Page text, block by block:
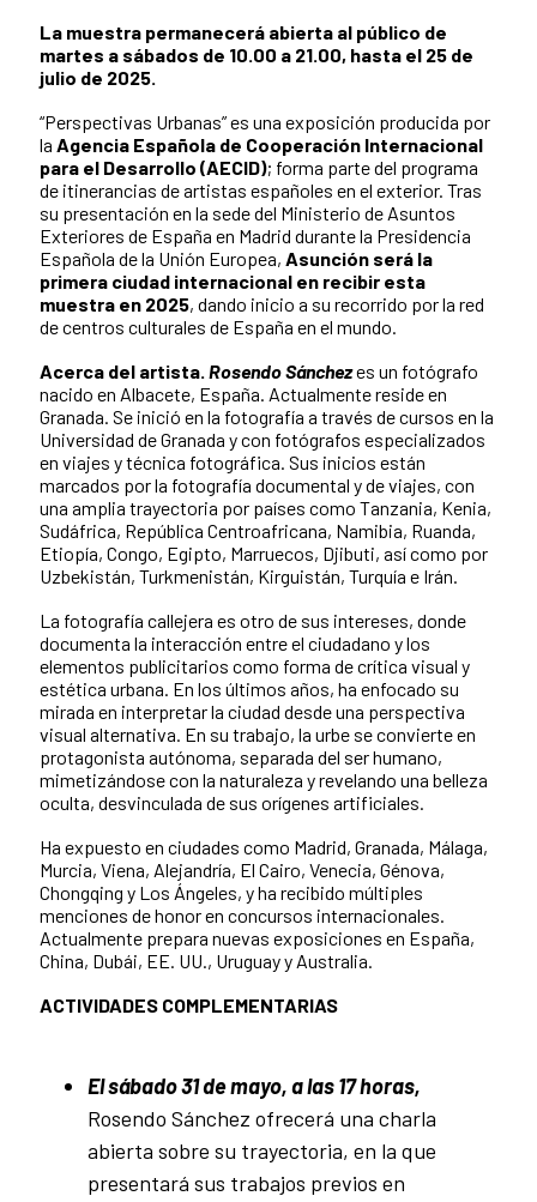
La muestra permanecerá abierta al público de
martes a sábados de 10.00 a 21.00, hasta el 25 de
julio de 2025.
“Perspectivas Urbanas” es una exposición producida por
la Agencia Española de Cooperación Internacional
para el Desarrollo (AECID); forma parte del programa
de itinerancias de artistas españoles en el exterior. Tras
su presentación en la sede del Ministerio de Asuntos
Exteriores de España en Madrid durante la Presidencia
Española de la Unión Europea, Asunción será la
primera ciudad internacional en recibir esta
muestra en 2025, dando inicio a su recorrido por la red
de centros culturales de España en el mundo.
Acerca del artista. Rosendo Sánchezes un fotógrafo
nacido en Albacete, España. Actualmente reside en
Granada. Se inició en la fotografía a través de cursos en la
Universidad de Granada y con fotógrafos especializados
en viajes y técnica fotográfica. Sus inicios están
marcados por la fotografía documental y de viajes, con
una amplia trayectoria por países como Tanzania, Kenia,
Sudáfrica, República Centroafricana, Namibia, Ruanda,
Etiopía, Congo, Egipto, Marruecos, Djibuti, así como por
Uzbekistán, Turkmenistán, Kirguistán, Turquía e Irán.
La fotografía callejera es otro de sus intereses, donde
documenta la interacción entre el ciudadano y los
elementos publicitarios como forma de crítica visual y
estética urbana. En los últimos años, ha enfocado su
mirada en interpretar la ciudad desde una perspectiva
visual alternativa. En su trabajo, la urbe se convierte en
protagonista autónoma, separada del ser humano,
mimetizándose con la naturaleza y revelando una belleza
oculta, desvinculada de sus orígenes artificiales.
Ha expuesto en ciudades como Madrid, Granada, Málaga,
Murcia, Viena, Alejandría, El Cairo, Venecia, Génova,
Chongqing y Los Ángeles, y ha recibido múltiples
menciones de honor en concursos internacionales.
Actualmente prepara nuevas exposiciones en España,
China, Dubái, EE. UU., Uruguay y Australia.
ACTIVIDADES COMPLEMENTARIAS
El sábado 31 de mayo, a las 17 horas,
Rosendo Sánchez ofrecerá una charla
abierta sobre su trayectoria, en la que
presentará sus trabajos previos en